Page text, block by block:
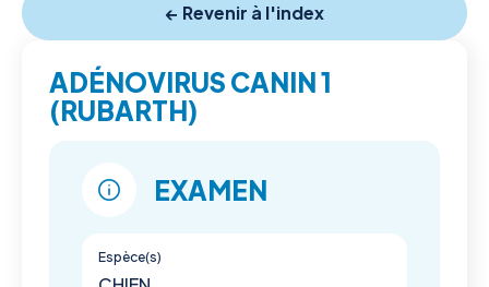
← Revenir à l'index
ADÉNOVIRUS CANIN 1
(RUBARTH)
EXAMEN
Espèce(s)